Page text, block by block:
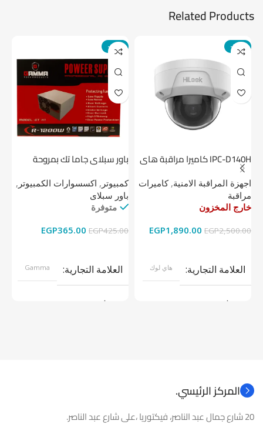
Related Products
-24%
IPC-D140H كاميرا مراقبة هاى
لوك داخلية 4 ميجا
اجهزة المراقبة الامنية,كاميرات
مراقبة
خارج المخزون
EGP2,500.00
EGP1,890.00
العلامة التجارية هاي لوك
موديل
-14%
باور سبلاي جاما تك بمروحة
كمبيوتر , اكسسوارات الكمبيوتر ,
باور سبلاى
متوفرة
EGP425.00
EGP365.00
العلامة التجارية Gamma
موديل
المركز الرئيسي.
20 شارع جمال عبد الناصر، فيكتوريا ،على شارع عبد الناصر.